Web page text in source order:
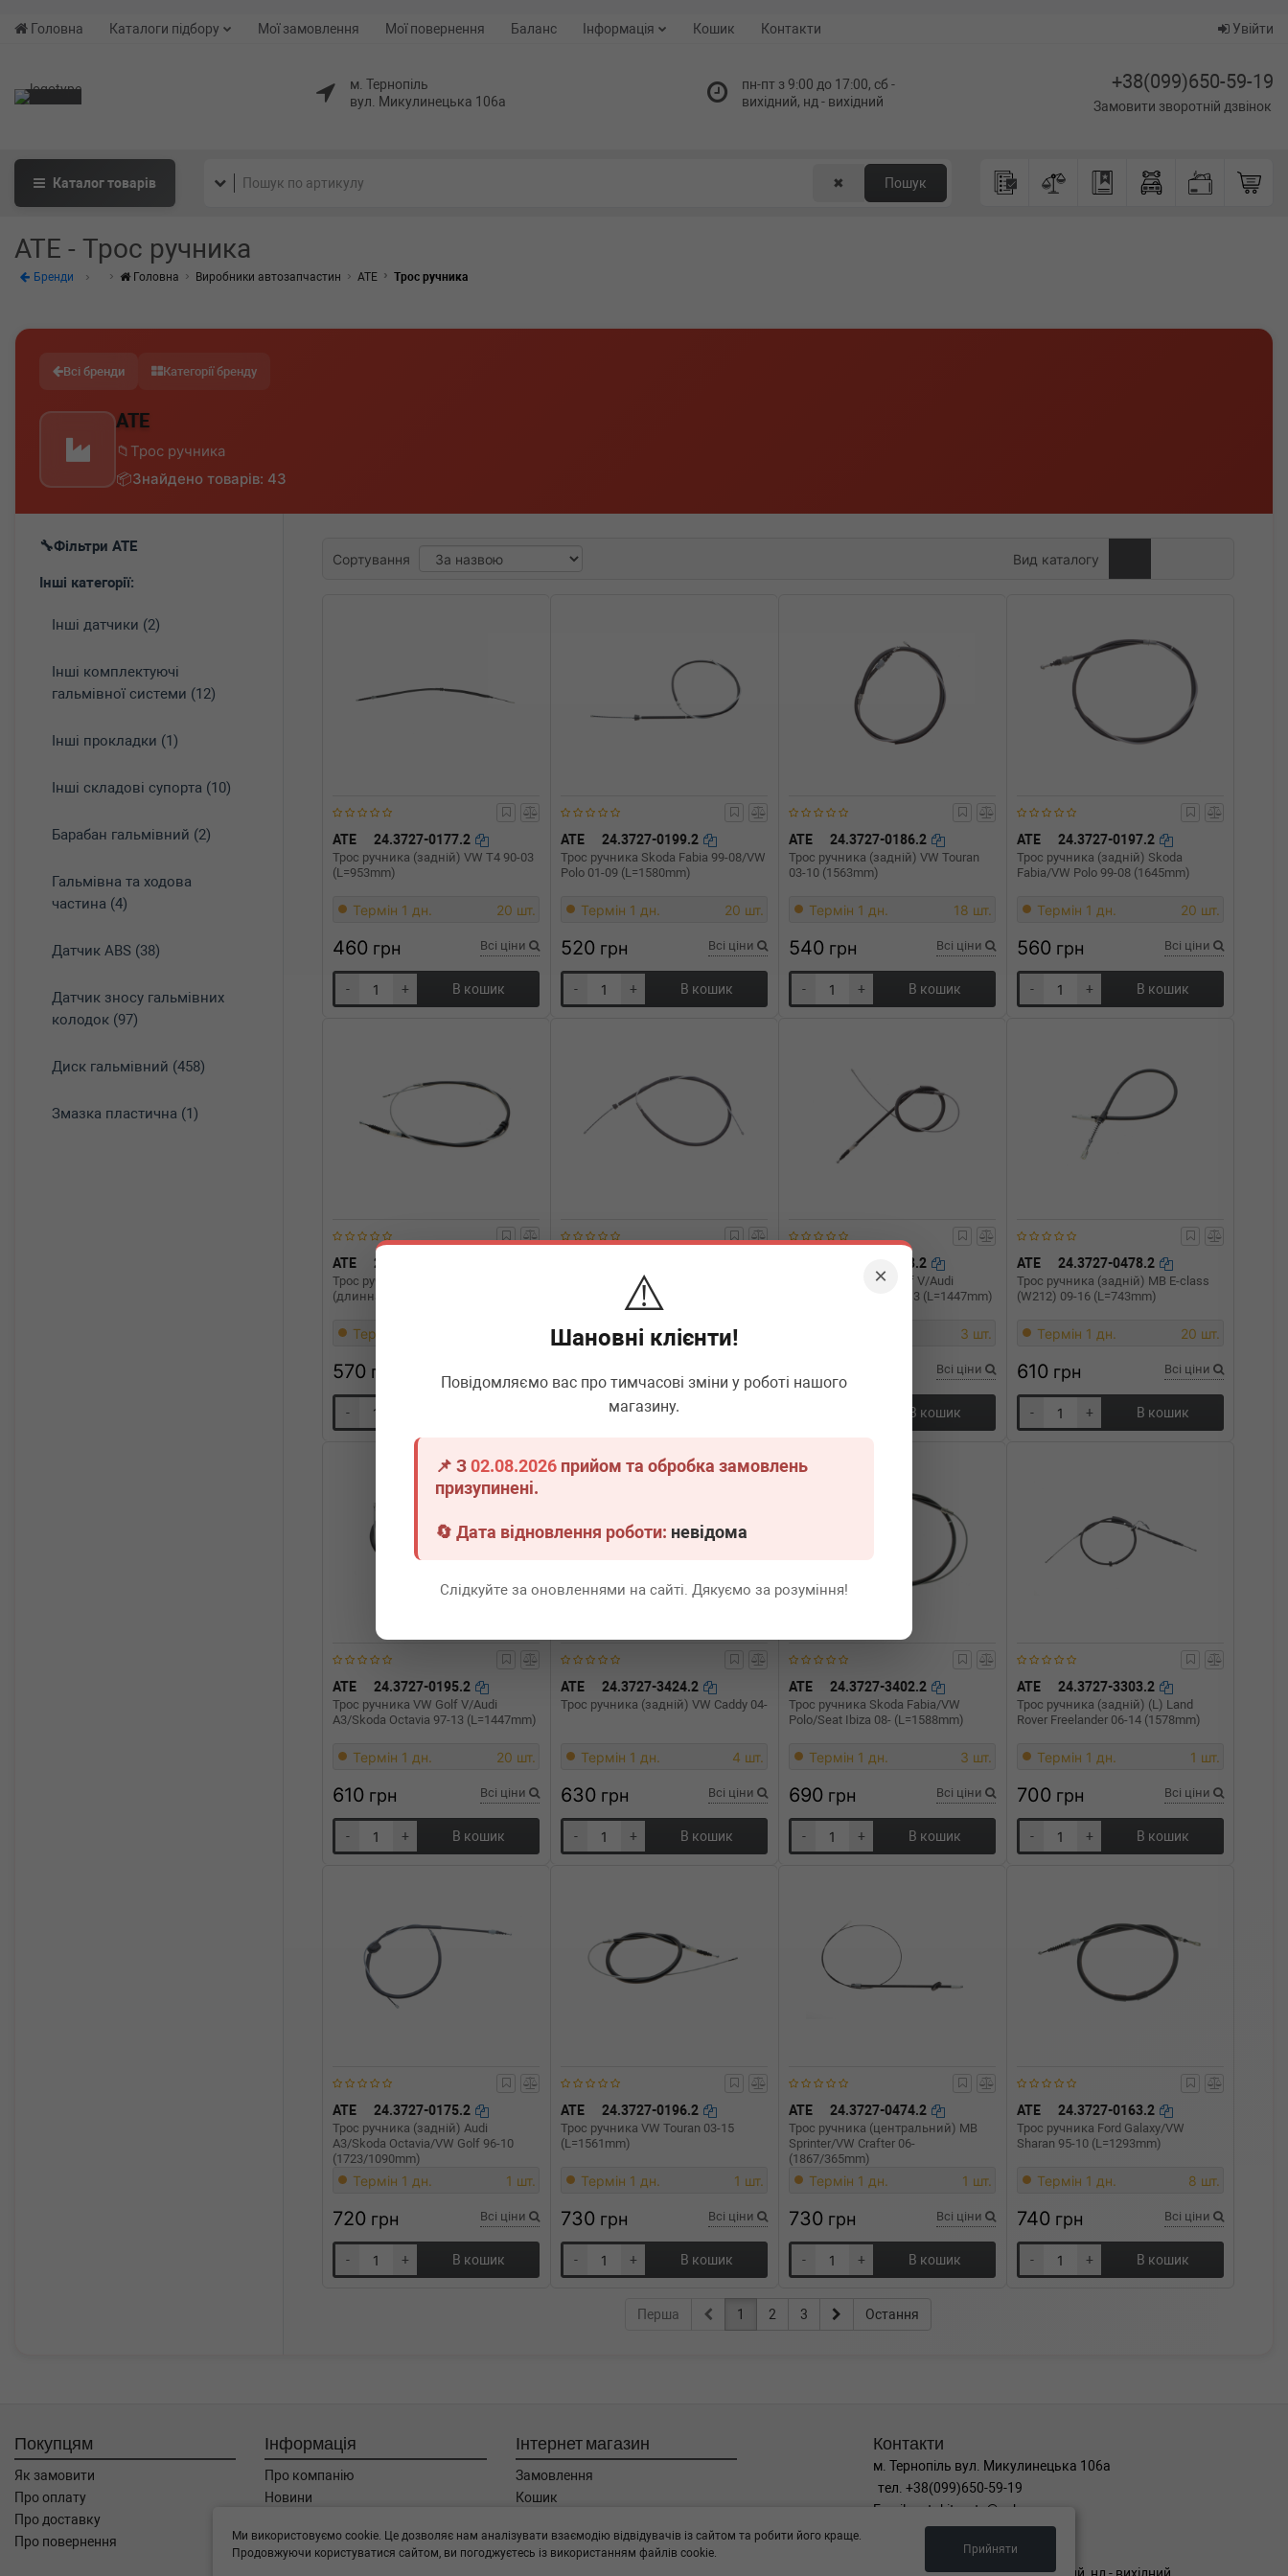
×
⚠️
Шановні клієнти!
Повідомляємо вас про тимчасові зміни у роботі нашого
магазину.
📌 З02.08.2026 прийом та обробка замовлень
призупинені.
🔄 Дата відновлення роботи: невідома
Слідкуйте за оновленнями на сайті. Дякуємо за розуміння!
Головна Каталоги підбору Мої замовлення Мої повернення Баланс Інформація Кошик Контакти Увійти
м. Тернопіль
вул. Микулинецька 106а
пн-пт з 9:00 до 17:00, сб -
вихідний, нд - вихідний
+38(099)650-59-19
Замовити зворотній дзвінок
Каталогтоварів ✖ Пошук
ATE - Трос ручника
Бренди Головна Виробники автозапчастин ATE Трос ручника
Всі бренди Категорії бренду
ATE
Трос ручника
Знайдено товарів: 43
Фільтри ATE
Інші категорії:
Інші датчики (2)
Інші комплектуючі
гальмівної системи (12)
Інші прокладки (1)
Інші складові супорта (10)
Барабан гальмівний (2)
Гальмівна та ходова
частина (4)
Датчик ABS (38)
Датчик зносу гальмівних
колодок (97)
Диск гальмівний (458)
Змазка пластична (1)
Сортування Вид каталогу
ATE 24.3727-0177.2
Трос ручника (задній) VW T4 90-03
(L=953mm)
Термін 1 дн. 20 шт.
460 грн Всі ціни
- + В кошик
ATE 24.3727-0199.2
Трос ручника Skoda Fabia 99-08/VW
Polo 01-09 (L=1580mm)
Термін 1 дн. 20 шт.
520 грн Всі ціни
- + В кошик
ATE 24.3727-0186.2
Трос ручника (задній) VW Touran
03-10 (1563mm)
Термін 1 дн. 18 шт.
540 грн Всі ціни
- + В кошик
ATE 24.3727-0197.2
Трос ручника (задній) Skoda
Fabia/VW Polo 99-08 (1645mm)
Термін 1 дн. 20 шт.
560 грн Всі ціни
- + В кошик
ATE 24.3727-0194.2
Трос ручника (задній) VW Caddy 98-
(длинная база) (L=2030mm)
Термін 1 дн.
570 грн
-
Трос ручника (задній) Skoda
Rapid/Seat Toledo 12- (L=1707mm)
Термін 1 дн. 7 шт.
+
24.3727-3428.2
Трос ручника VW Golf V/Audi
A3/Skoda Octavia 97-13 (L=1447mm)
3 шт.
Всі ціни
В кошик
ATE 24.3727-0478.2
Трос ручника (задній) MB E-class
(W212) 09-16 (L=743mm)
Термін 1 дн. 20 шт.
610 грн Всі ціни
- + В кошик
ATE 24.3727-0195.2
Трос ручника VW Golf V/Audi
A3/Skoda Octavia 97-13 (L=1447mm)
Термін 1 дн. 20 шт.
610 грн Всі ціни
- + В кошик
ATE 24.3727-3424.2
Трос ручника (задній) VW Caddy 04-
Термін 1 дн. 4 шт.
630 грн Всі ціни
- + В кошик
ATE 24.3727-3402.2
Трос ручника Skoda Fabia/VW
Polo/Seat Ibiza 08- (L=1588mm)
Термін 1 дн. 3 шт.
690 грн Всі ціни
- + В кошик
ATE 24.3727-3303.2
Трос ручника (задній) (L) Land
Rover Freelander 06-14 (1578mm)
Термін 1 дн. 1 шт.
700 грн Всі ціни
- + В кошик
ATE 24.3727-0175.2
Трос ручника (задній) Audi
A3/Skoda Octavia/VW Golf 96-10
(1723/1090mm)
Термін 1 дн. 1 шт.
720 грн Всі ціни
- + В кошик
ATE 24.3727-0196.2
Трос ручника VW Touran 03-15
(L=1561mm)
Термін 1 дн. 1 шт.
730 грн Всі ціни
- + В кошик
ATE 24.3727-0474.2
Трос ручника (центральний) MB
Sprinter/VW Crafter 06-
(1867/365mm)
Термін 1 дн. 1 шт.
730 грн Всі ціни
- + В кошик
ATE 24.3727-0163.2
Трос ручника Ford Galaxy/VW
Sharan 95-10 (L=1293mm)
Термін 1 дн. 8 шт.
740 грн Всі ціни
- + В кошик
Перша 1 2 3 Остання
Покупцям
Як замовити
Про оплату
Про доставку
Про повернення
Інформація
Про компанію
Новини
Угода користувача
Контакти
Інтернет магазин
Замовлення
Кошик
Каталог товарів
Контакти
м. Тернопіль вул. Микулинецька 106а
тел. +38(099)650-59-19
Email. autokitparts@yahoo.com
Графік роботи
Ми використовуємо cookie. Це дозволяє нам аналізувати взаємодію відвідувачів із сайтом та робити його краще.
Продовжуючи користуватися сайтом, ви погоджуєтесь із використанням файлів cookie.
Прийняти